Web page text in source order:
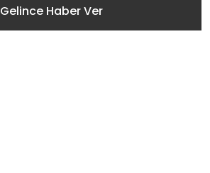
Gelince Haber Ver